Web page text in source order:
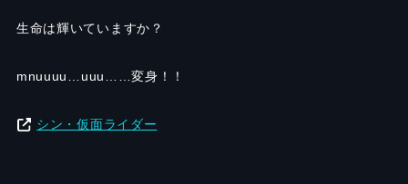
生命は輝いていますか？
mnuuuu…uuu……変身！！
シン・仮面ライダー